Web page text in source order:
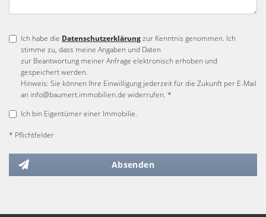
Ich habe die Datenschutzerklärungzur Kenntnis genommen. Ich
stimme zu, dass meine Angaben und Daten
zur Beantwortung meiner Anfrage elektronisch erhoben und
gespeichert werden.
Hinweis: Sie können Ihre Einwilligung jederzeit für die Zukunft per E-Mail
an info@baumert.immobilien.de widerrufen. *
Ich bin Eigentümer einer Immobilie.
* Pflichtfelder
Absenden